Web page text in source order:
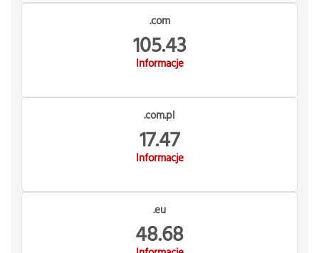
.com
105.43
Informacje
.com.pl
17.47
Informacje
.eu
48.68